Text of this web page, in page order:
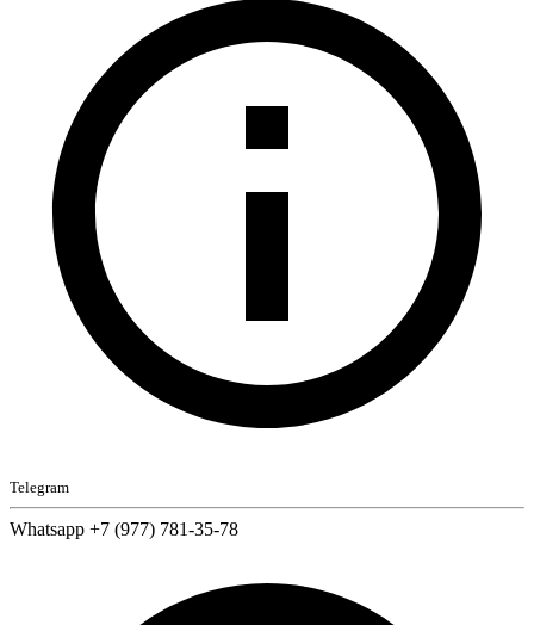
Telegram
Whatsapp +7 (977) 781-35-78